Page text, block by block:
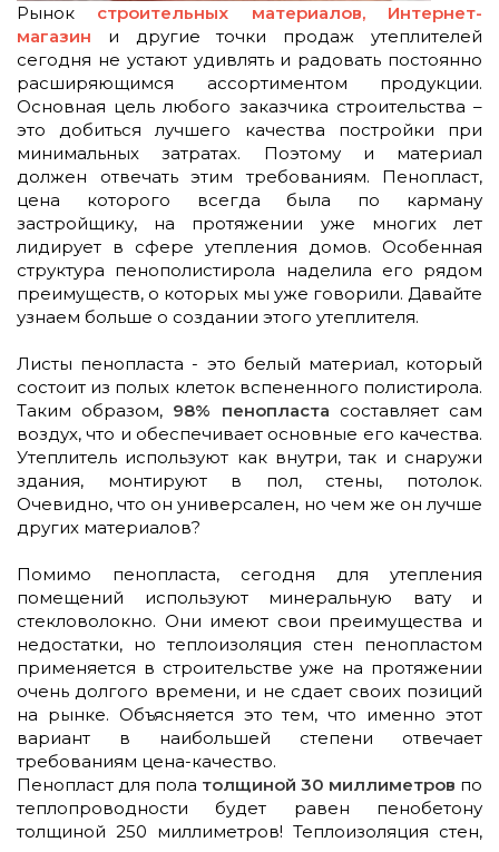
Рынок строительных материалов, Интернет-
магазин и другие точки продаж утеплителей
сегодня не устают удивлять и радовать постоянно
расширяющимся ассортиментом продукции.
Основная цель любого заказчика строительства –
это добиться лучшего качества постройки при
минимальных затратах. Поэтому и материал
должен отвечать этим требованиям. Пенопласт,
цена которого всегда была по карману
застройщику, на протяжении уже многих лет
лидирует в сфере утепления домов. Особенная
структура пенополистирола наделила его рядом
преимуществ, о которых мы уже говорили. Давайте
узнаем больше о создании этого утеплителя.
Листы пенопласта - это белый материал, который
состоит из полых клеток вспененного полистирола.
Таким образом, 98% пенопласта составляет сам
воздух, что и обеспечивает основные его качества.
Утеплитель используют как внутри, так и снаружи
здания, монтируют в пол, стены, потолок.
Очевидно, что он универсален, но чем же он лучше
других материалов?
Помимо пенопласта, сегодня для утепления
помещений используют минеральную вату и
стекловолокно. Они имеют свои преимущества и
недостатки, но теплоизоляция стен пенопластом
применяется в строительстве уже на протяжении
очень долгого времени, и не сдает своих позиций
на рынке. Объясняется это тем, что именно этот
вариант в наибольшей степени отвечает
требованиям цена-качество.
Пенопласт для пола толщиной 30 миллиметров по
теплопроводности будет равен пенобетону
толщиной 250 миллиметров! Теплоизоляция стен,